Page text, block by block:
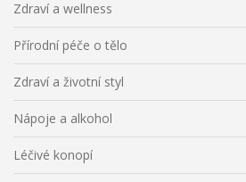
Zdraví a wellness
Přírodní péče o tělo
Zdraví a životní styl
Nápoje a alkohol
Léčivé konopí